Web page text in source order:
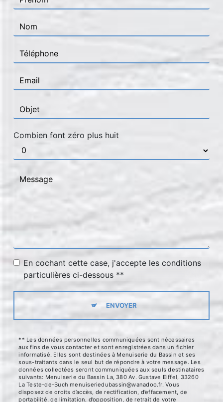
Combien font zéro plus huit
En cochant cette case, j'accepte les conditions
particulières ci-dessous **
ENVOYER
** Les données personnelles communiquées sont nécessaires
aux fins de vous contacter et sont enregistrées dans un fichier
informatisé. Elles sont destinées à Menuiserie du Bassin et ses
sous-traitants dans le seul but de répondre à votre message. Les
données collectées seront communiquées aux seuls destinataires
suivants: Menuiserie du Bassin La, 380 Av. Gustave Eiffel, 33260
La Teste-de-Buch menuiseriedubassin@wanadoo.fr. Vous
disposez de droits d’accès, de rectification, d’effacement, de
portabilité, de limitation, d’opposition, de retrait de votre